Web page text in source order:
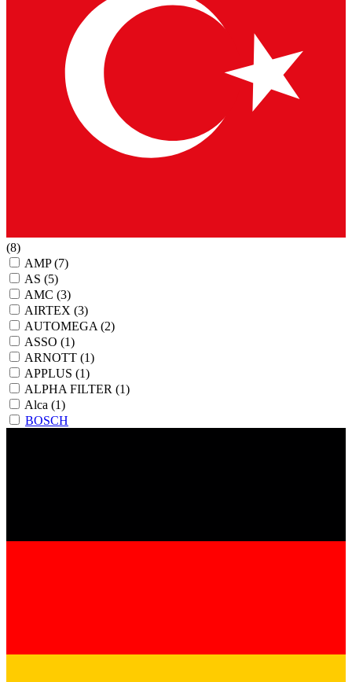
(8)
AMP(7)
AS (5)
AMC (3)
AIRTEX (3)
AUTOMEGA (2)
ASSO (1)
ARNOTT (1)
APPLUS (1)
ALPHA FILTER (1)
Alca (1)
BOSCH